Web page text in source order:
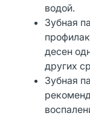
водой.
Зубная
десен
других
Зубная